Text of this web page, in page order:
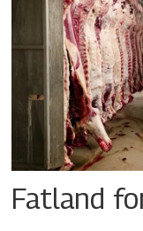
Fatland